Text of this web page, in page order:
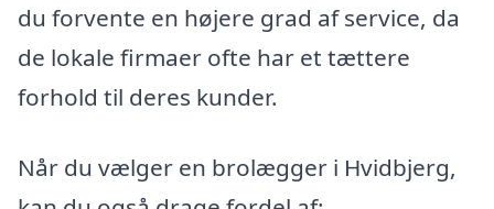
du forvente en højere grad af service, da
de lokale firmaer ofte har et tættere
forhold til deres kunder.
Når du vælger en brolægger i Hvidbjerg,